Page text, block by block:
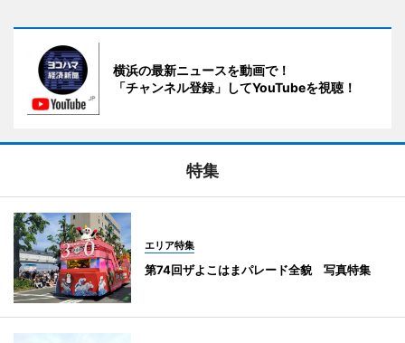
横浜の最新ニュースを動画で！
「チャンネル登録」してYouTubeを視聴！
特集
エリア特集
第74回ザよこはまパレード全貌 写真特集